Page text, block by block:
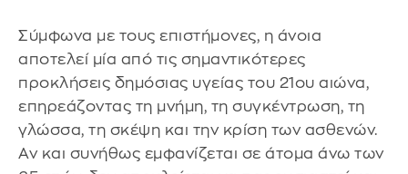
Σύμφωνα με τους επιστήμονες, η άνοια
αποτελεί μία από τις σημαντικότερες
προκλήσεις δημόσιας υγείας του 21ου αιώνα,
επηρεάζοντας τη μνήμη, τη συγκέντρωση, τη
γλώσσα, τη σκέψη και την κρίση των ασθενών.
Αν και συνήθως εμφανίζεται σε άτομα άνω των